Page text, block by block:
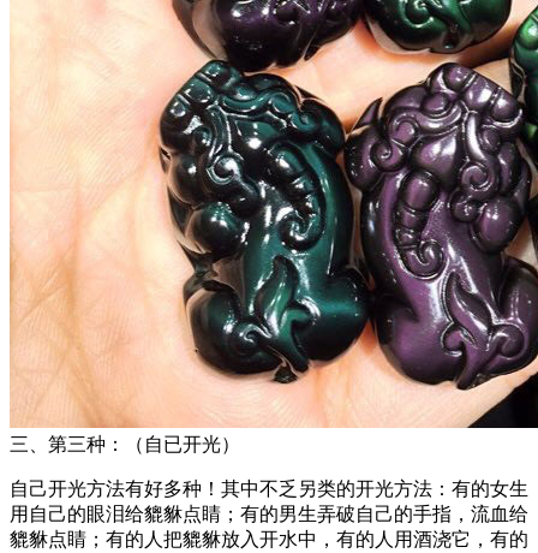
三、第三种：（自已开光）
自己开光方法有好多种！其中不乏另类的开光方法：有的女生
用自己的眼泪给貔貅点睛；有的男生弄破自己的手指，流血给
貔貅点睛；有的人把貔貅放入开水中，有的人用酒浇它，有的